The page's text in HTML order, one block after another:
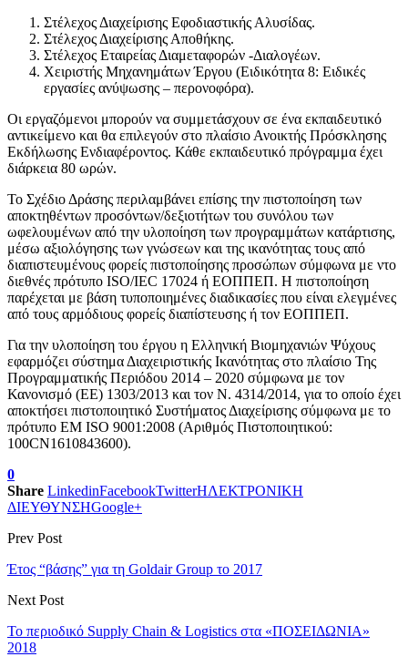
Στέλεχος Διαχείρισης Εφοδιαστικής Αλυσίδας.
Στέλεχος Διαχείρισης Αποθήκης.
Στέλεχος Εταιρείας Διαμεταφορών -Διαλογέων.
Χειριστής Μηχανημάτων Έργου (Ειδικότητα 8: Ειδικές
εργασίες ανύψωσης – περονοφόρα).
Οι εργαζόμενοι μπορούν να συμμετάσχουν σε ένα εκπαιδευτικό
αντικείμενο και θα επιλεγούν στο πλαίσιο Ανοικτής Πρόσκλησης
Εκδήλωσης Ενδιαφέροντος. Κάθε εκπαιδευτικό πρόγραμμα έχει
διάρκεια 80 ωρών.
Το Σχέδιο Δράσης περιλαμβάνει επίσης την πιστοποίηση των
αποκτηθέντων προσόντων/δεξιοτήτων του συνόλου των
ωφελουμένων από την υλοποίηση των προγραμμάτων κατάρτισης,
μέσω αξιολόγησης των γνώσεων και της ικανότητας τους από
διαπιστευμένους φορείς πιστοποίησης προσώπων σύμφωνα με ντο
διεθνές πρότυπο ISO/IEC 17024 ή ΕΟΠΠΕΠ. Η πιστοποίηση
παρέχεται με βάση τυποποιημένες διαδικασίες που είναι ελεγμένες
από τους αρμόδιους φορείς διαπίστευσης ή τον ΕΟΠΠΕΠ.
Για την υλοποίηση του έργου η Ελληνική Βιομηχανιών Ψύχους
εφαρμόζει σύστημα Διαχειριστικής Ικανότητας στο πλαίσιο Της
Προγραμματικής Περιόδου 2014 – 2020 σύμφωνα με τον
Κανονισμό (ΕΕ) 1303/2013 και τον Ν. 4314/2014, για το οποίο έχει
αποκτήσει πιστοποιητικό Συστήματος Διαχείρισης σύμφωνα με το
πρότυπο EM ISO 9001:2008 (Αριθμός Πιστοποιητικού:
100CN1610843600).
0
Share LinkedinFacebookTwitterΗΛΕΚΤΡΟΝΙΚΗ
ΔΙΕΥΘΥΝΣΗGoogle+
Prev Post
Έτος “βάσης” για τη Goldair Group το 2017
Next Post
Το περιοδικό Supply Chain & Logistics στα «ΠΟΣΕΙΔΩΝΙΑ»
2018